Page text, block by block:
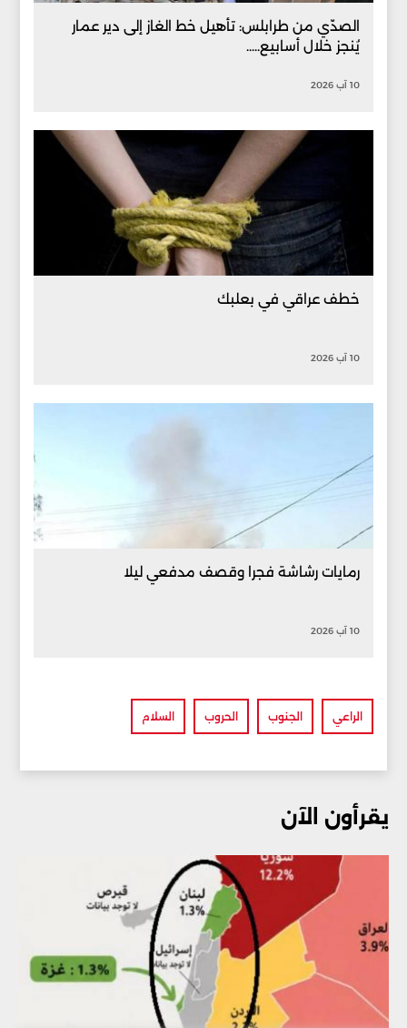
الصدّي من طرابلس: تأهيل خط الغاز إلى دير عمار
يُنجز خلال أسابيع.....
10 آب 2026
خطف عراقي في بعلبك
10 آب 2026
رمايات رشاشة فجرا وقصف مدفعي ليلا
10 آب 2026
الراعي الجنوب الحروب السلام
يقرأون الآن